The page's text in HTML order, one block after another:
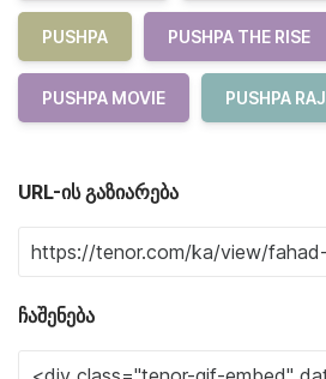
PUSHPA PUSHPA THE RISE
PUSHPA MOVIE PUSHPA RAJ
URL-ის გაზიარება
ჩაშენება